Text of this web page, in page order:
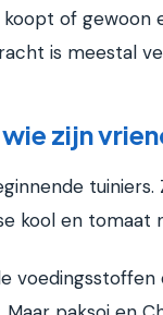
of gewoon
is meestal
zijn
tuiniers.
kool en tomaat